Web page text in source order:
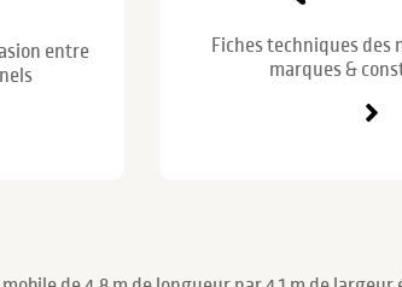
entre
Fiches techniques des
marques &